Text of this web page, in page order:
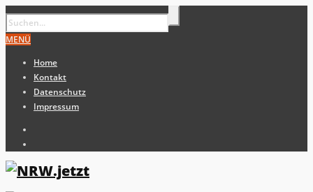
MENÜ
Home
Kontakt
Datenschutz
Impressum